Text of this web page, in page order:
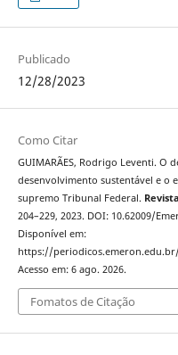
Publicado
12/28/2023
Como Citar
GUIMARÃES, Rodrigo Leventi. O
desenvolvimento sustentável e o
supremo Tribunal Federal.
204–229, 2023. DOI: 10.62009/
Disponível em:
https://
Acesso em: 6 ago. 2026.
Fomatos de Citação